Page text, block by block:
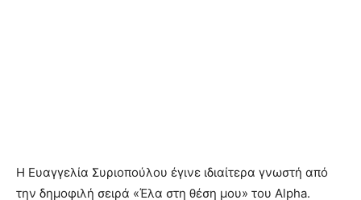
Η Ευαγγελία Συριοπούλου έγινε ιδιαίτερα γνωστή από
την δημοφιλή σειρά «Έλα στη θέση μου» του Alpha.